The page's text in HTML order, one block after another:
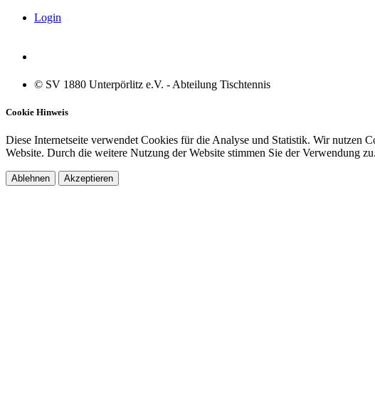
Login
© SV 1880 Unterpörlitz e.V. - Abteilung Tischtennis
Cookie Hinweis
Diese Internetseite verwendet Cookies für die Analyse und Statistik. Wir nutzen
Website. Durch die weitere Nutzung der Website stimmen Sie der Verwendung
Ablehnen Akzeptieren